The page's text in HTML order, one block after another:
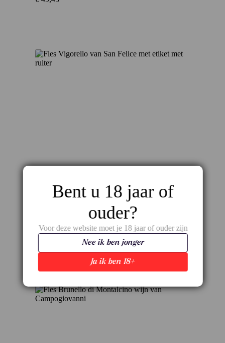
Vigorello IGT Toscana – De originele Super
Tuscan van San Felice
€48,50
Bent u 18 jaar of
ouder?
Voor deze website moet je 18 jaar of ouder zijn
Ja ik ben 18+
Nee ik ben jonger